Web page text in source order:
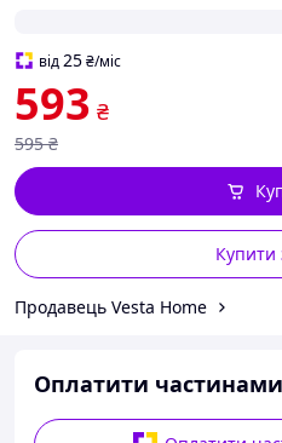
від25₴/міс
593 ₴
595 ₴
Купити
Продавець Vesta Home
Оплатити частинами